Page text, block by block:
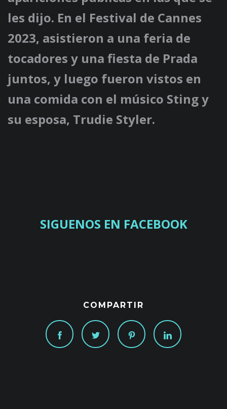
les dijo. En el Festival de Cannes
2023, asistieron a una feria de
tocadores y una fiesta de Prada
juntos, y luego fueron vistos en
una comida con el músico Sting y
su esposa, Trudie Styler.
SIGUENOS EN FACEBOOK
COMPARTIR